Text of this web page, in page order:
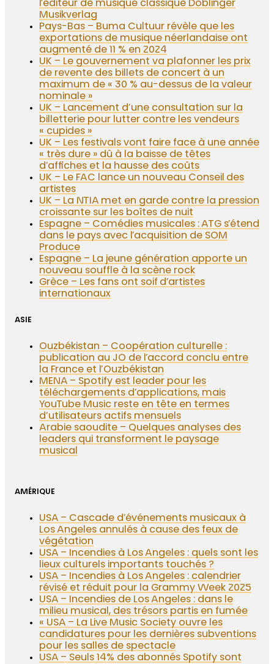
l’éditeur de musique classique Doblinger
Musikverlag
Pays-Bas – Buma Cultuur révèle que les
exportations de musique néerlandaise ont
augmenté de 11 % en 2024
UK – Le gouvernement va plafonner les prix
de revente des billets de concert à un
maximum de « 30 % au-dessus de la valeur
nominale »
UK – Lancement d’une consultation sur la
billetterie pour lutter contre les vendeurs
« cupides »
UK – Les festivals vont faire face à une année
« très dure » dû à la baisse de têtes
d’affiches et la hausse des coûts
UK – Le FAC lance un nouveau Conseil des
artistes
UK – La NTIA met en garde contre la pression
croissante sur les boîtes de nuit
Espagne – Comédies musicales : ATG s’étend
dans le pays avec l’acquisition de SOM
Produce
Espagne – La jeune génération apporte un
nouveau souffle à la scène rock
Grèce – Les fans ont soif d’artistes
internationaux
ASIE
Ouzbékistan – Coopération culturelle :
publication au JO de l’accord conclu entre
la France et l’Ouzbékistan
MENA – Spotify est leader pour les
téléchargements d’applications, mais
YouTube Music reste en tête en termes
d’utilisateurs actifs mensuels
Arabie saoudite – Quelques analyses des
leaders qui transforment le paysage
musical
AMÉRIQUE
USA – Cascade d’événements musicaux à
Los Angeles annulés à cause des feux de
végétation
USA – Incendies à Los Angeles : quels sont les
lieux culturels importants touchés ?
USA – Incendies à Los Angeles : calendrier
révisé et réduit pour la Grammy Week 2025
USA – Incendies de Los Angeles : dans le
milieu musical, des trésors partis en fumée
« USA – La Live Music Society ouvre les
candidatures pour les dernières subventions
pour les salles de spectacle
USA – Seuls 14% des abonnés Spotify sont